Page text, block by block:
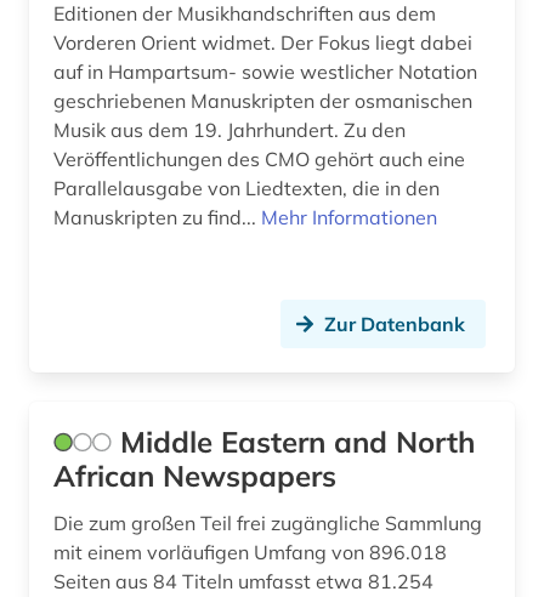
Editionen der Musikhandschriften aus dem
Vorderen Orient widmet. Der Fokus liegt dabei
auf in Hampartsum- sowie westlicher Notation
geschriebenen Manuskripten der osmanischen
Musik aus dem 19. Jahrhundert. Zu den
Veröffentlichungen des CMO gehört auch eine
Parallelausgabe von Liedtexten, die in den
Manuskripten zu find... Mehr Informationen
Zur Datenbank
Middle Eastern and North
African Newspapers
Die zum großen Teil frei zugängliche Sammlung
mit einem vorläufigen Umfang von 896.018
Seiten aus 84 Titeln umfasst etwa 81.254